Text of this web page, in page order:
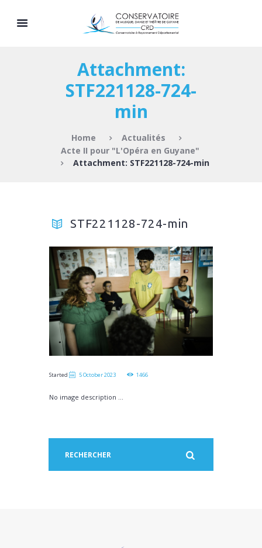
Attachment:
STF221128-724-
min
Home
Actualités
Acte II pour "L'Opéra en Guyane"
Attachment: STF221128-724-min
STF221128-724-min
Started 5 October 2023 1466
No image description ...